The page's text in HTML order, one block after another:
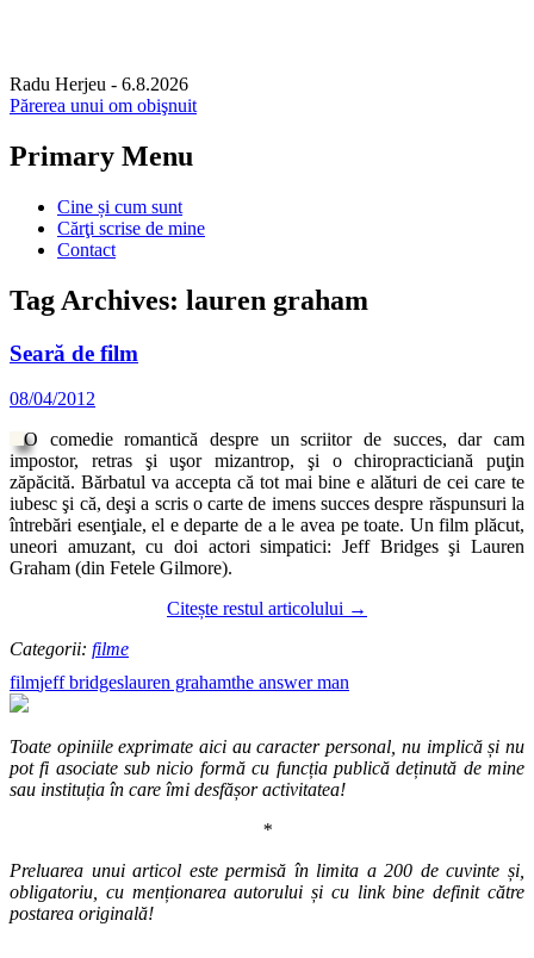
Radu Herjeu - 6.8.2026
Părerea unui om obişnuit
Primary Menu
Skip
content
Cine și cum sunt
Cărţi scrise de mine
Contact
Tag Archives: lauren graham
Seară de film
08/04/2012
O comedie romantică despre un scriitor de succes, dar cam
impostor, retras şi uşor mizantrop, şi o chiropracticiană puţin
zăpăcită. Bărbatul va accepta că tot mai bine e alături de cei care te
iubesc şi că, deşi a scris o carte de imens succes despre răspunsuri la
întrebări esenţiale, el e departe de a le avea pe toate. Un film plăcut,
uneori amuzant, cu doi actori simpatici: Jeff Bridges şi Lauren
Graham (din Fetele Gilmore).
Citește restul articolului →
Categorii: filme
filmjeff bridgeslauren grahamthe answer man
Toate opiniile exprimate aici au caracter personal, nu implică și nu
pot fi asociate sub nicio formă cu funcția publică deținută de mine
sau instituția în care îmi desfășor activitatea!
*
Preluarea unui articol este permisă în limita a 200 de cuvinte și,
obligatoriu, cu menționarea autorului și cu link bine definit către
postarea originală!